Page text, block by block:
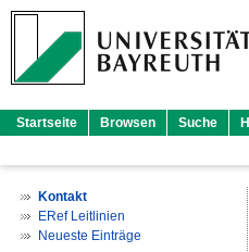
Startseite Browsen Suche
Kontakt
ERef Leitlinien
Neueste Einträge